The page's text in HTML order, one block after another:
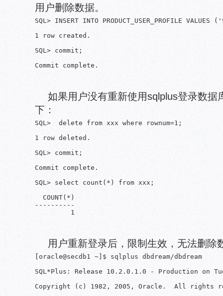
用户删除数据。
SQL> INSERT INTO PRODUCT_USER_PROFILE
1 row created.
SQL> commit;
如果用户没有重新使用sqlplus登录数据
下：
SQL>  delete from xxx where rownum=1;
1 row deleted.
SQL> commit;
Commit complete.
SQL> select count(*) from xxx;
  COUNT(*)
----------
用户重新登录后，限制生效，无法删除
[oracle@secdb1 ~]$ sqlplus dbdream/dbdream
SQL*Plus: Release 10.2.0.1.0 - Production on
Copyright (c) 1982, 2005, Oracle.  All rights